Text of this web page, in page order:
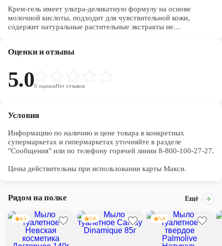
Крем-гель имеет ультра-деликатную формулу на основе
молочной кислоты, подходит для чувствительной кожи,
содержит натуральные растительные экстракты не
Оценки и отзывы
5.06 оценокНет отзывов
Условия
Информацию по наличию и цене товара в конкретных
супермаркетах и гипермаркетах уточняйте в разделе
"Сообщения" или по телефону горячей линии 8-800-100-27-27.
Цены действительны при использовании карты Макси.
Рядом на полке Ещё
4.5 5.0 5.0